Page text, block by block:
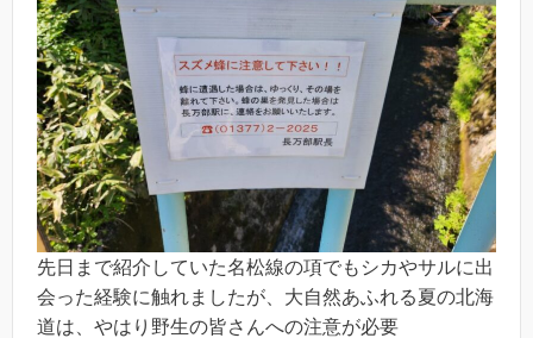
先日まで紹介していた名松線の項でもシカやサルに出
会った経験に触れましたが、大自然あふれる夏の北海
道は、やはり野生の皆さんへの注意が必要